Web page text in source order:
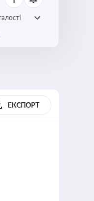
ЕКСПОРТ